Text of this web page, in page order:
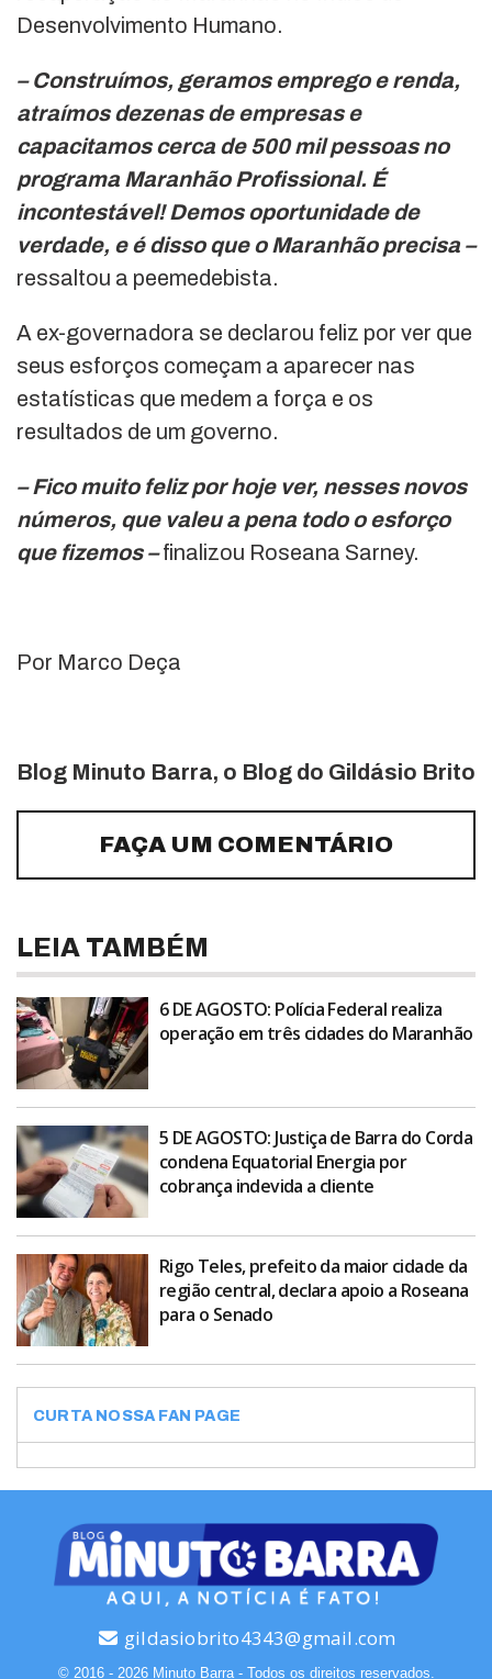
Desenvolvimento Humano.
– Construímos, geramos emprego e renda,
atraímos dezenas de empresas e
capacitamos cerca de 500 mil pessoas no
programa Maranhão Profissional. É
incontestável! Demos oportunidade de
verdade, e é disso que o Maranhão precisa –
ressaltou a peemedebista.
A ex-governadora se declarou feliz por ver que
seus esforços começam a aparecer nas
estatísticas que medem a força e os
resultados de um governo.
– Fico muito feliz por hoje ver, nesses novos
números, que valeu a pena todo o esforço
que fizemos –finalizou Roseana Sarney.
Por Marco Deça
Blog Minuto Barra, o Blog do Gildásio Brito
FAÇA UM COMENTÁRIO
LEIA TAMBÉM
6 DE AGOSTO: Polícia Federal realiza
operação em três cidades do Maranhão
5 DE AGOSTO: Justiça de Barra do Corda
condena Equatorial Energia por
cobrança indevida a cliente
Rigo Teles, prefeito da maior cidade da
região central, declara apoio a Roseana
para o Senado
CURTA NOSSA FAN PAGE
gildasiobrito4343@gmail.com
© 2016 - 2026 Minuto Barra - Todos os direitos reservados.